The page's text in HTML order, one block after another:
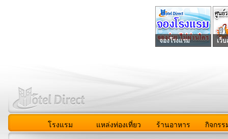
จองโรงแรม เว็
โรงแรม แหล่งท่องเที่ยว ร้านอาหาร กิจกรร